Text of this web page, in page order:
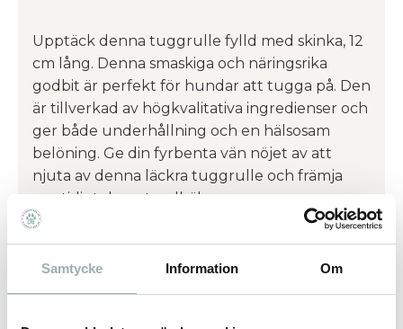
Samtycke Information Om
Upptäck denna tuggrulle fylld med skinka, 12
cm lång. Denna smaskiga och näringsrika
godbit är perfekt för hundar att tugga på. Den
är tillverkad av högkvalitativa ingredienser och
ger både underhållning och en hälsosam
belöning. Ge din fyrbenta vän nöjet av att
njuta av denna läckra tuggrulle och främja
samtidigt deras tandhälsa.
Sammansättning: mjölk och mjölkprodukter,